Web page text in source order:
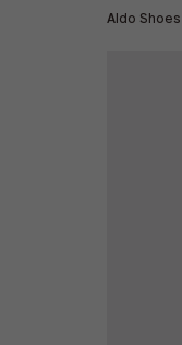
Aldo Shoes